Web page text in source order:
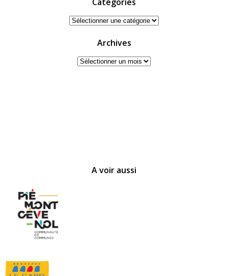
Catégories
Archives
Archives
A voir aussi